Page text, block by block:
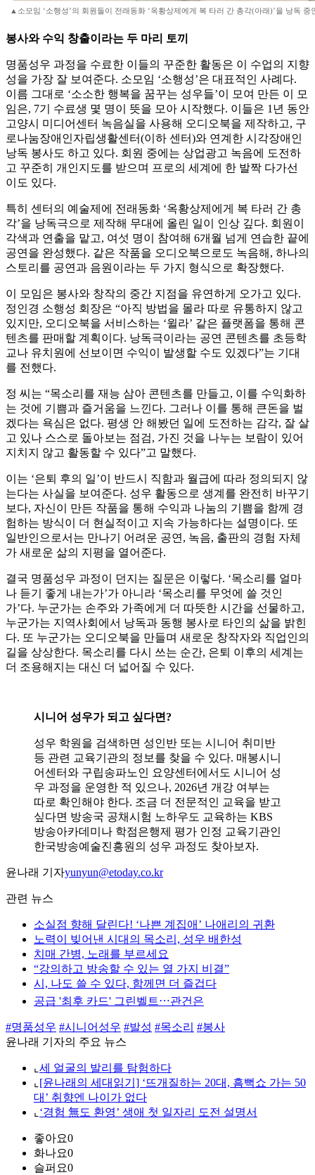
▲소모임 ‘소행성’의 회원들이 전래동화 ‘옥황상제에게 복 타러 간 총각(아래)’을 낭독
봉사와 수익 창출이라는 두 마리 토끼
명품성우 과정을 수료한 이들의 꾸준한 활동은 이 수업의 지향
성을 가장 잘 보여준다. 소모임 ‘소행성’은 대표적인 사례다.
이름 그대로 ‘소소한 행복을 꿈꾸는 성우들’이 모여 만든 이 모
임은, 7기 수료생 몇 명이 뜻을 모아 시작했다. 이들은 1년 동안
고양시 미디어센터 녹음실을 사용해 오디오북을 제작하고, 구
로나눔장애인자립생활센터(이하 센터)와 연계한 시각장애인
낭독 봉사도 하고 있다. 회원 중에는 상업광고 녹음에 도전하
고 꾸준히 개인지도를 받으며 프로의 세계에 한 발짝 다가선
이도 있다.
특히 센터의 예술제에 전래동화 ‘옥황상제에게 복 타러 간 총
각’을 낭독극으로 제작해 무대에 올린 일이 인상 깊다. 회원이
각색과 연출을 맡고, 여섯 명이 참여해 6개월 넘게 연습한 끝에
공연을 완성했다. 같은 작품을 오디오북으로도 녹음해, 하나의
스토리를 공연과 음원이라는 두 가지 형식으로 확장했다.
이 모임은 봉사와 창작의 중간 지점을 유연하게 오가고 있다.
정인경 소행성 회장은 “아직 방법을 몰라 따로 유통하지 않고
있지만, 오디오북을 서비스하는 ‘윌라’ 같은 플랫폼을 통해 콘
텐츠를 판매할 계획이다. 낭독극이라는 공연 콘텐츠를 초등학
교나 유치원에 선보이면 수익이 발생할 수도 있겠다”는 기대
를 전했다.
정 씨는 “목소리를 재능 삼아 콘텐츠를 만들고, 이를 수익화하
는 것에 기쁨과 즐거움을 느낀다. 그러나 이를 통해 큰돈을 벌
겠다는 욕심은 없다. 평생 안 해봤던 일에 도전하는 감각, 잘 살
고 있나 스스로 돌아보는 점검, 가진 것을 나누는 보람이 있어
지치지 않고 활동할 수 있다”고 말했다.
이는 ‘은퇴 후의 일’이 반드시 직함과 월급에 따라 정의되지 않
는다는 사실을 보여준다. 성우 활동으로 생계를 완전히 바꾸기
보다, 자신이 만든 작품을 통해 수익과 나눔의 기쁨을 함께 경
험하는 방식이 더 현실적이고 지속 가능하다는 설명이다. 또
일반인으로서는 만나기 어려운 공연, 녹음, 출판의 경험 자체
가 새로운 삶의 지평을 열어준다.
결국 명품성우 과정이 던지는 질문은 이렇다. ‘목소리를 얼마
나 듣기 좋게 내는가’가 아니라 ‘목소리를 무엇에 쓸 것인
가’다. 누군가는 손주와 가족에게 더 따뜻한 시간을 선물하고,
누군가는 지역사회에서 낭독과 동행 봉사로 타인의 삶을 밝힌
다. 또 누군가는 오디오북을 만들며 새로운 창작자와 직업인의
길을 상상한다. 목소리를 다시 쓰는 순간, 은퇴 이후의 세계는
더 조용해지는 대신 더 넓어질 수 있다.
시니어 성우가 되고 싶다면?
성우 학원을 검색하면 성인반 또는 시니어 취미반
등 관련 교육기관의 정보를 찾을 수 있다. 매봉시니
어센터와 구립송파노인 요양센터에서도 시니어 성
우 과정을 운영한 적 있으나, 2026년 개강 여부는
따로 확인해야 한다. 조금 더 전문적인 교육을 받고
싶다면 방송국 공채시험 노하우도 교육하는 KBS
방송아카데미나 학점은행제 평가 인정 교육기관인
한국방송예술진흥원의 성우 과정도 찾아보자.
윤나래 기자yunyun@etoday.co.kr
관련 뉴스
소실점 향해 달린다! ‘나쁜 계집애’ 나애리의 귀환
노력이 빚어낸 시대의 목소리, 성우 배한성
치매 간병, 노래를 부르세요
“강의하고 방송할 수 있는 열 가지 비결”
시, 나도 쓸 수 있다, 함께면 더 즐겁다
공급 '최후 카드' 그린벨트⋯관건은
#명품성우 #시니어성우 #발성 #목소리 #봉사
윤나래 기자의 주요 뉴스
⌞ 세 얼굴의 발리를 탐험하다
⌞ [윤나래의 세대읽기] ‘뜨개질하는 20대, 흠뻑쇼 가는 50
대’ 취향엔 나이가 없다
⌞ ‘경험 無도 환영’ 생애 첫 일자리 도전 설명서
좋아요0
화나요0
슬퍼요0